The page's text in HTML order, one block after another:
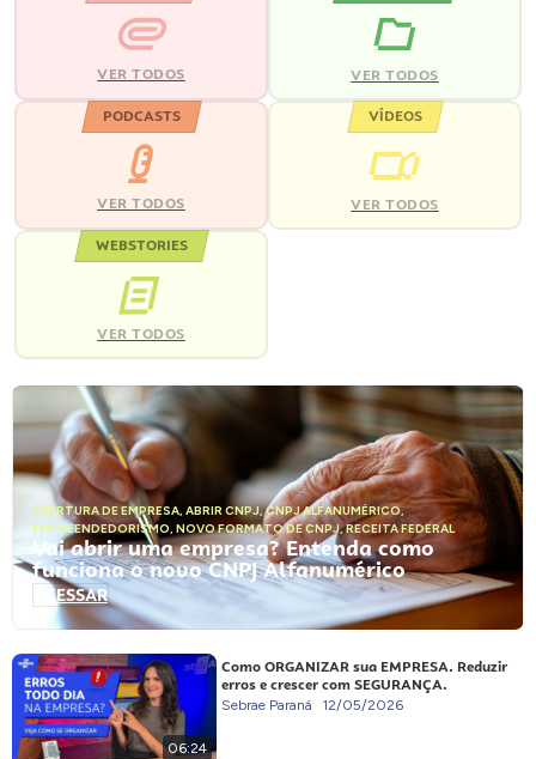
VER TODOS VER TODOS
PODCASTS
VER TODOS
VÍDEOS
VER TODOS
WEBSTORIES
VER TODOS
ABERTURA DE EMPRESA, ABRIR CNPJ,CNPJ ALFANUMÉRICO,
EMPREENDEDORISMO, NOVO FORMATO DE CNPJ,RECEITA FEDERAL
Vai abrir uma empresa? Entenda como
funciona o novo CNPJ Alfanumérico
ACESSAR
06:24
Como ORGANIZAR sua EMPRESA. Reduzir
erros e crescer com SEGURANÇA.
Sebrae Paraná 12/05/2026